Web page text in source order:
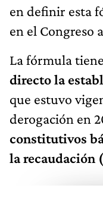
en definir esta
en el Congreso
La fórmula
directo la
que estuvo
derogación en
constitutivos
la recaudación